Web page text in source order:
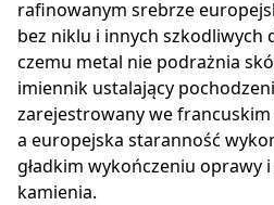
rafinowanym srebrze
bez niklu i innych szkodliwych
czemu metal nie podrażnia
imiennik ustalający
zarejestrowany we
a europejska staranność
gładkim wykończeniu oprawy
kamienia.